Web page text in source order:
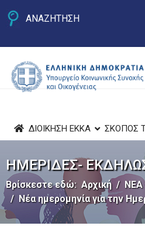
ΑΝΑΖΗΤΗΣΗ
ΔΙΟΙΚΗΣΗ ΕΚΚΑ ΣΚΟΠΟΣ
ΗΜΕΡΙΔΕΣ-
Βρίσκεστε εδώ: Αρχική ΝΕΑ
Νέα ημερομηνία για την